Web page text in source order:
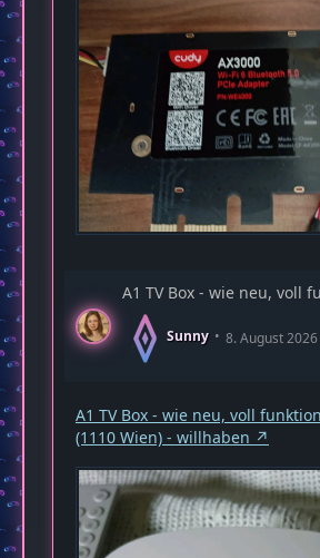
A1 TV Box - wie neu, voll
Sunny 8. August
A1 TV Box - wie neu, voll
(1110 Wien) - willhaben